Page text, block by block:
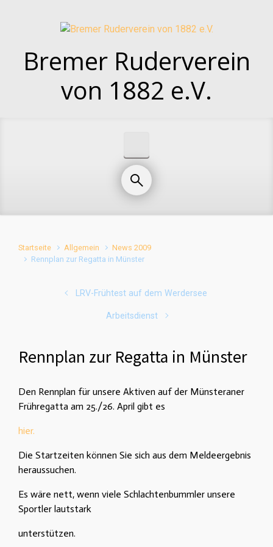
Bremer Ruderverein
von 1882 e.V.
Startseite Allgemein
News 2009
Rennplan zur Regatta in Münster
LRV-Frühtest auf dem Werdersee
Arbeitsdienst
Rennplan zur Regatta in Münster
Den Rennplan für unsere Aktiven auf der Münsteraner
Frühregatta am 25./26. April gibt es
hier.
Die Startzeiten können Sie sich aus dem Meldeergebnis
heraussuchen.
Es wäre nett, wenn viele Schlachtenbummler unsere
Sportler lautstark
unterstützen.